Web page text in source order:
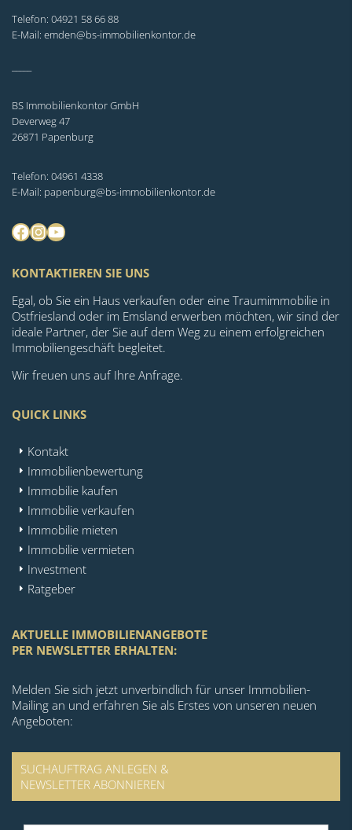
Telefon: 04921 58 66 88
E-Mail: emden@bs-immobilienkontor.de
BS Immobilienkontor GmbH
Deverweg 47
26871 Papenburg
Telefon: 04961 4338
E-Mail: papenburg@bs-immobilienkontor.de
Facebook
Instagram
YouTube
KONTAKTIEREN SIE UNS
Egal, ob Sie ein Haus verkaufen oder eine Traumimmobilie in
Ostfriesland oder im Emsland erwerben möchten, wir sind der
ideale Partner, der Sie auf dem Weg zu einem erfolgreichen
Immobiliengeschäft begleitet.
Wir freuen uns auf Ihre Anfrage.
QUICK LINKS
Kontakt
Immobilienbewertung
Immobilie kaufen
Immobilie verkaufen
Immobilie mieten
Immobilie vermieten
Investment
Ratgeber
AKTUELLE IMMOBILIENANGEBOTE
PER NEWSLETTER ERHALTEN:
Melden Sie sich jetzt unverbindlich für unser Immobilien-
Mailing an und erfahren Sie als Erstes von unseren neuen
Angeboten:
SUCHAUFTRAG ANLEGEN &
NEWSLETTER ABONNIEREN